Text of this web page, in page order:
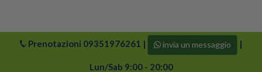
© 2024 buonacrociera | Tutti i diritti riservati. Logo di
Buonacrociera e i suoi partner sono protetti da copyright.
Prenotazioni 09351976261 | invia un messaggio |
Lun/Sab 9:00 - 20:00